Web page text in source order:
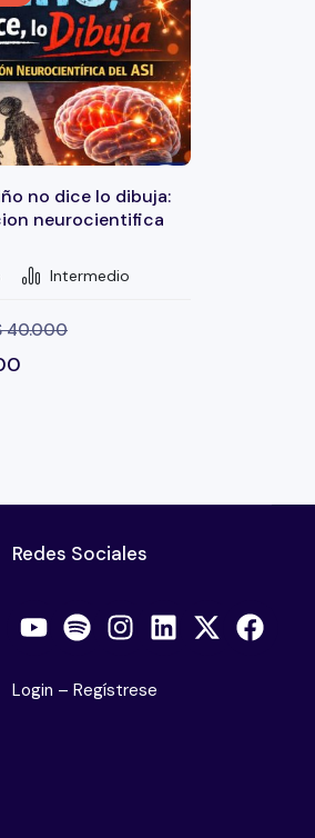
no dice lo dibuja:
neurocientifica
Intermedio
40.000
Redes Sociales
Login – Regístrese